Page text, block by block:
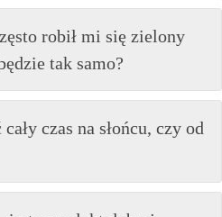
robił mi się zielony
tak samo?
czas na słońcu, czy od